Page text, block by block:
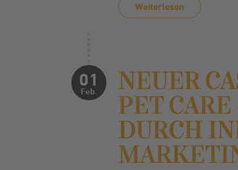
Weiterlesen
01
Feb.
NEUER
PET
DURCH